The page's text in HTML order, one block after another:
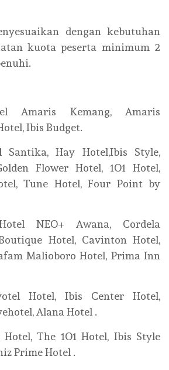
dengan kebutuhan
kuota peserta minimum 2
Amaris Kemang, Amaris
Ibis Budget.
Santika, Hay Hotel,Ibis Style,
Flower Hotel, 1O1 Hotel,
Tune Hotel, Four Point by
NEO+ Awana, Cordela
Hotel, Cavinton Hotel,
Malioboro Hotel, Prima Inn
Hotel, Ibis Center Hotel,
Alana Hotel .
The 1O1 Hotel, Ibis Style
Prime Hotel .